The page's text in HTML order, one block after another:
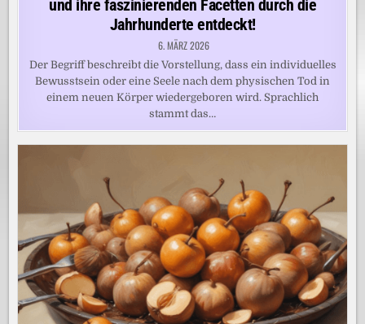
und ihre faszinierenden Facetten durch die
Jahrhunderte entdeckt!
6. MÄRZ 2026
Der Begriff beschreibt die Vorstellung, dass ein individuelles
Bewusstsein oder eine Seele nach dem physischen Tod in
einem neuen Körper wiedergeboren wird. Sprachlich
stammt das…